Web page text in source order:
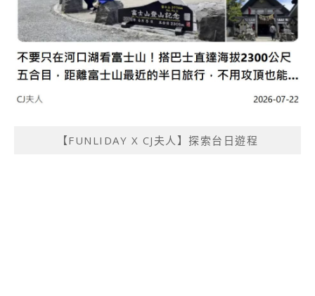
【FUNLIDAY X CJ夫人】探索台日遊程